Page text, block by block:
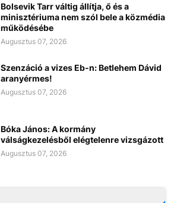
Bolsevik Tarr váltig állítja, ő és a
minisztériuma nem szól bele a közmédia
működésébe
Augusztus 07, 2026
Szenzáció a vizes Eb-n: Betlehem Dávid
aranyérmes!
Augusztus 07, 2026
Bóka János: A kormány
válságkezelésből elégtelenre vizsgázott
Augusztus 07, 2026